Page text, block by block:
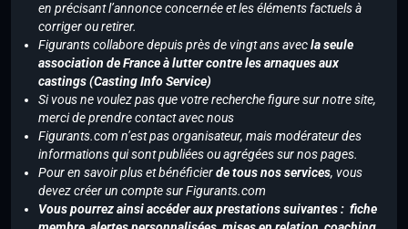
en précisant l’annonce concernée et les éléments factuels à
corriger ou retirer.
Figurants collabore depuis près de vingt ans avecla seule
association de France à lutter contre les arnaques aux
castings (Casting Info Service)
Si vous ne voulez pas que votre recherche figure sur notre site,
merci de prendre contact avec nous
Figurants.com n’est pas organisateur, mais modérateur des
informations qui sont publiées ou agrégées sur nos pages.
Pour en savoir plus et bénéficierde tous nos services, vous
devez créer un compte sur Figurants.com
Vous pourrez ainsi accéder aux prestations suivantes : fiche